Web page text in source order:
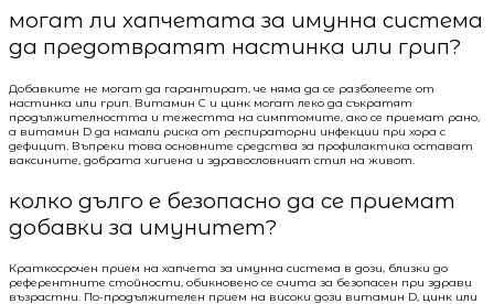
могат ли хапчетата за имунна система
да предотвратят настинка или грип?
Добавките не могат да гарантират, че няма да се разболеете от
настинка или грип. Витамин C и цинк могат леко да съкратят
продължителността и тежестта на симптомите, ако се приемат рано,
а витамин D да намали риска от респираторни инфекции при хора с
дефицит. Въпреки това основните средства за профилактика остават
ваксините, добрата хигиена и здравословният стил на живот.
колко дълго е безопасно да се приемат
добавки за имунитет?
Краткосрочен прием на хапчета за имунна система в дози, близки до
референтните стойности, обикновено се счита за безопасен при здрави
възрастни. По-продължителен прием на високи дози витамин D, цинк или